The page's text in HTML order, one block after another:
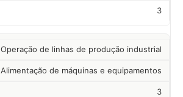
3
Operação de linhas de produção industrial
Alimentação de máquinas e equipamentos
3